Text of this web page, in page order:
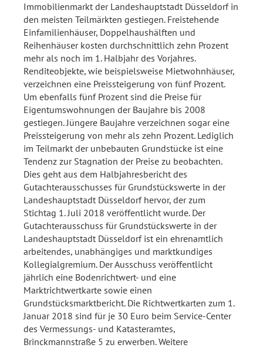
Immobilienmarkt der Landeshauptstadt Düsseldorf in
den meisten Teilmärkten gestiegen. Freistehende
Einfamilienhäuser, Doppelhaushälften und
Reihenhäuser kosten durchschnittlich zehn Prozent
mehr als noch im 1. Halbjahr des Vorjahres.
Renditeobjekte, wie beispielsweise Mietwohnhäuser,
verzeichnen eine Preissteigerung von fünf Prozent.
Um ebenfalls fünf Prozent sind die Preise für
Eigentumswohnungen der Baujahre bis 2008
gestiegen. Jüngere Baujahre verzeichnen sogar eine
Preissteigerung von mehr als zehn Prozent. Lediglich
im Teilmarkt der unbebauten Grundstücke ist eine
Tendenz zur Stagnation der Preise zu beobachten.
Dies geht aus dem Halbjahresbericht des
Gutachterausschusses für Grundstückswerte in der
Landeshauptstadt Düsseldorf hervor, der zum
Stichtag 1. Juli 2018 veröffentlicht wurde. Der
Gutachterausschuss für Grundstückswerte in der
Landeshauptstadt Düsseldorf ist ein ehrenamtlich
arbeitendes, unabhängiges und marktkundiges
Kollegialgremium. Der Ausschuss veröffentlicht
jährlich eine Bodenrichtwert- und eine
Marktrichtwertkarte sowie einen
Grundstücksmarktbericht. Die Richtwertkarten zum 1.
Januar 2018 sind für je 30 Euro beim Service-Center
des Vermessungs- und Katasteramtes,
Brinckmannstraße 5 zu erwerben. Weitere